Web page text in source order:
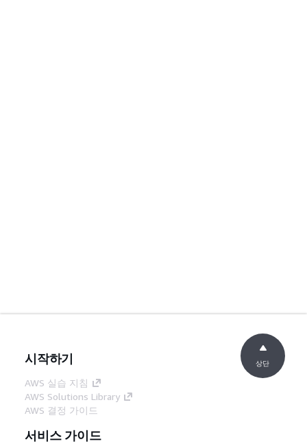
시작하기
AWS 실습 지침
AWS Solutions Library
AWS 결정 가이드
서비스 가이드
상단